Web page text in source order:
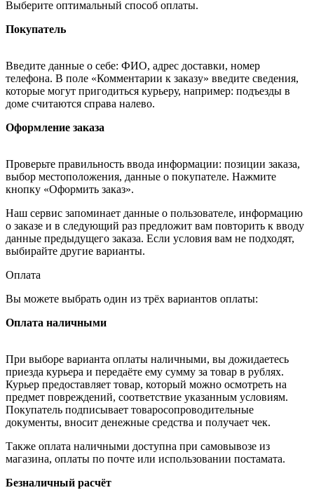
Выберите оптимальный способ оплаты.
Покупатель
Введите данные о себе: ФИО, адрес доставки, номер
телефона. В поле «Комментарии к заказу» введите сведения,
которые могут пригодиться курьеру, например: подъезды в
доме считаются справа налево.
Оформление заказа
Проверьте правильность ввода информации: позиции заказа,
выбор местоположения, данные о покупателе. Нажмите
кнопку «Оформить заказ».
Наш сервис запоминает данные о пользователе, информацию
о заказе и в следующий раз предложит вам повторить к вводу
данные предыдущего заказа. Если условия вам не подходят,
выбирайте другие варианты.
Оплата
Вы можете выбрать один из трёх вариантов оплаты:
Оплата наличными
При выборе варианта оплаты наличными, вы дожидаетесь
приезда курьера и передаёте ему сумму за товар в рублях.
Курьер предоставляет товар, который можно осмотреть на
предмет повреждений, соответствие указанным условиям.
Покупатель подписывает товаросопроводительные
документы, вносит денежные средства и получает чек.
Также оплата наличными доступна при самовывозе из
магазина, оплаты по почте или использовании постамата.
Безналичный расчёт